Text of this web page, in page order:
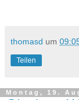
thomasd um
Teilen
Montag, 19.